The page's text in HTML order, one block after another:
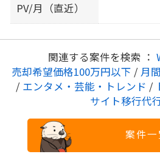
PV/月（直近）
関連する案件を検索 ：
売却希望価格100万円以下 / 月
/ エンタメ・芸能・トレンド /
サイト移行代
案件一